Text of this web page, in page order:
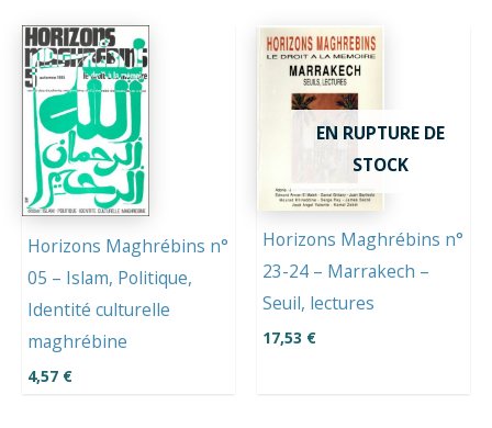
Horizons Maghrébins n°
05 – Islam, Politique,
Identité culturelle
maghrébine
4,57 €
EN RUPTURE DE
STOCK
Horizons Maghrébins n°
23-24 – Marrakech –
Seuil, lectures
17,53 €